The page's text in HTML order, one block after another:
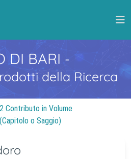
DI BARI -
della Ricerca
2 Contributo in Volume
o Saggio)